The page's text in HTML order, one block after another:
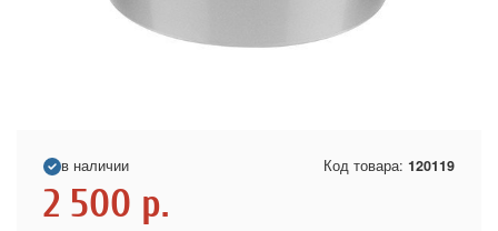
в наличии Код товара: 120119
2 500 р.